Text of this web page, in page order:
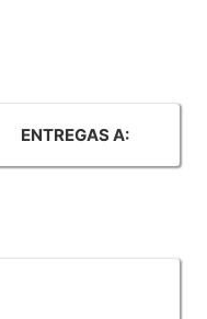
ENTREGAS A: